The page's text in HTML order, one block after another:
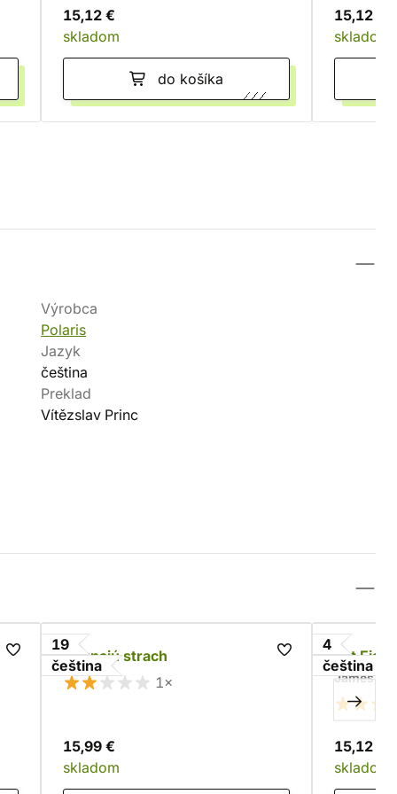
15,12 €
skladom
do košíka
15,12 €
skladom
Výrobca
Polaris
Jazyk
čeština
Preklad
Vítězslav Princ
19
čeština
Neznajú strach
1×
15,99 €
skladom
4
čeština
Let
James
15,12 €
skladom